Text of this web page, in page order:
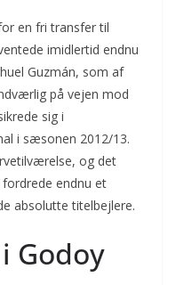
en fri transfer til
imidlertid endnu
Guzmán, som af
på vejen mod
sig i
i sæsonen 2012/13.
og det
endnu et
absolutte titelbejlere.
Godoy